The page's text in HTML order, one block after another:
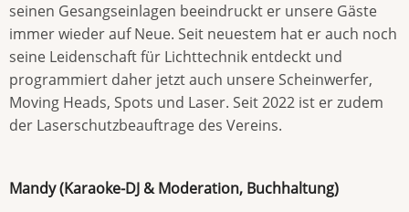
seinen Gesangseinlagen beeindruckt er unsere Gäste
immer wieder auf Neue. Seit neuestem hat er auch noch
seine Leidenschaft für Lichttechnik entdeckt und
programmiert daher jetzt auch unsere Scheinwerfer,
Moving Heads, Spots und Laser. Seit 2022 ist er zudem
der Laserschutzbeauftrage des Vereins.
Mandy (Karaoke-DJ & Moderation, Buchhaltung)